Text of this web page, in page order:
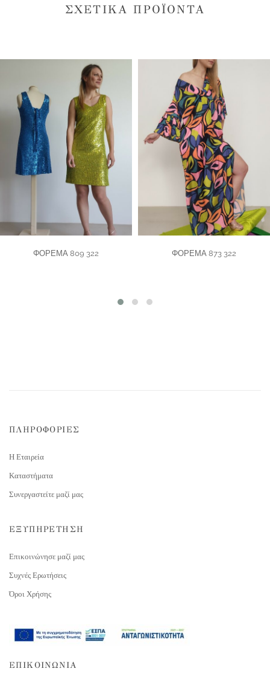
ΣΧΕΤΙΚΆ ΠΡΟΪΌΝΤΑ
ΦΟΡΕΜΑ 809 322 ΦΟΡΕΜΑ 873 322
ΠΛΗΡΟΦΟΡΙΕΣ
Η Εταιρεία
Καταστήματα
Συνεργαστείτε μαζί μας
ΕΞΥΠΗΡΕΤΗΣΗ
Επικοινώνησε μαζί μας
Συχνές Ερωτήσεις
Όροι Χρήσης
ΕΠΙΚΟΙΝΩΝΙΑ